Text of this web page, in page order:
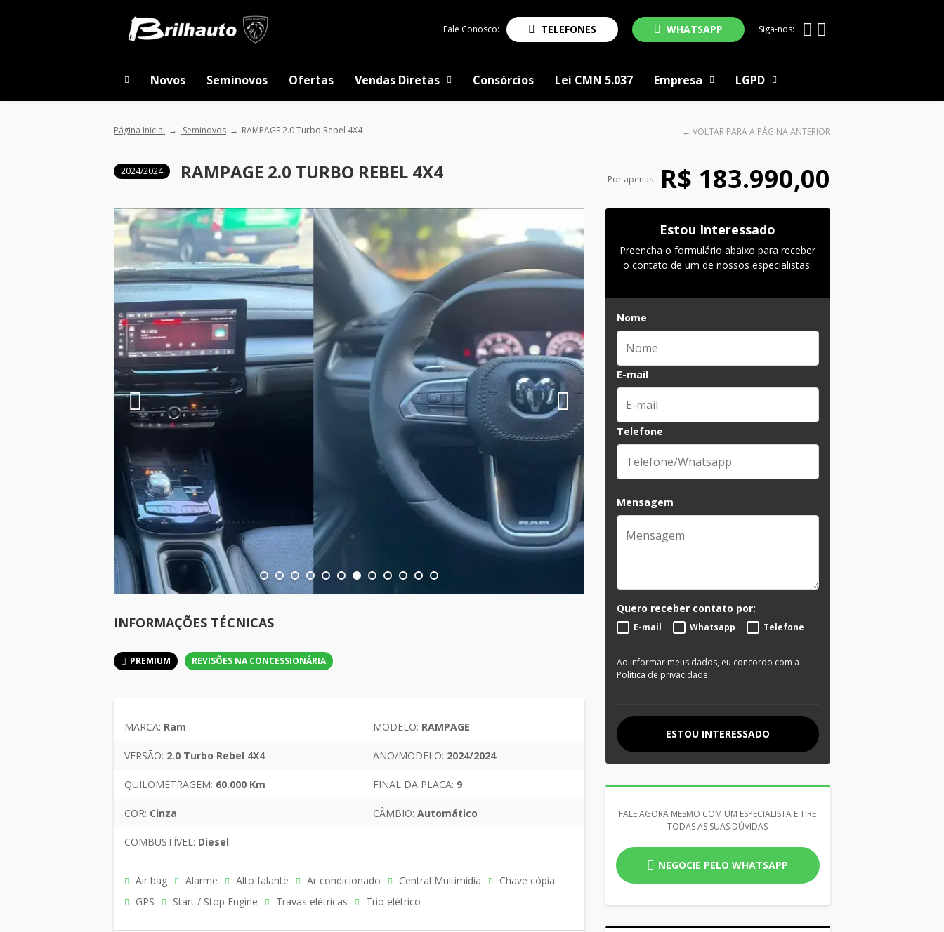
Fale Conosco: TELEFONES WHATSAPP Siga-nos:
Novos Seminovos Ofertas Vendas Diretas Consórcios Lei CMN 5.037 Empresa LGPD
Página Inicial Seminovos RAMPAGE 2.0 Turbo Rebel 4X4 ← VOLTAR PARA A PÁGINA ANTERIOR
2024/2024 RAMPAGE 2.0 TURBO REBEL 4X4 Por apenas R$ 183.990,00
INFORMAÇÕES TÉCNICAS
PREMIUM REVISÕES NA CONCESSIONÁRIA
MARCA: Ram MODELO: RAMPAGE
VERSÃO: 2.0 Turbo Rebel 4X4 ANO/MODELO: 2024/2024
QUILOMETRAGEM: 60.000 Km FINAL DA PLACA: 9
COR: Cinza CÂMBIO: Automático
COMBUSTÍVEL: Diesel
Air bag Alarme Alto falante Ar condicionado Central Multimídia
Chave cópia
GPS
Start / Stop Engine Travas elétricas Trio elétrico
Estou Interessado
Preencha o formulário abaixo para receber
o contato de um de nossos especialistas:
Nome
E-mail
Telefone
Mensagem
Quero receber contato por:
E-mail Whatsapp Telefone
Ao informar meus dados, eu concordo com a
Política de privacidade.
ESTOU INTERESSADO
FALE AGORA MESMO COM UM ESPECIALISTA E TIRE
TODAS AS SUAS DÚVIDAS
NEGOCIE PELO WHATSAPP